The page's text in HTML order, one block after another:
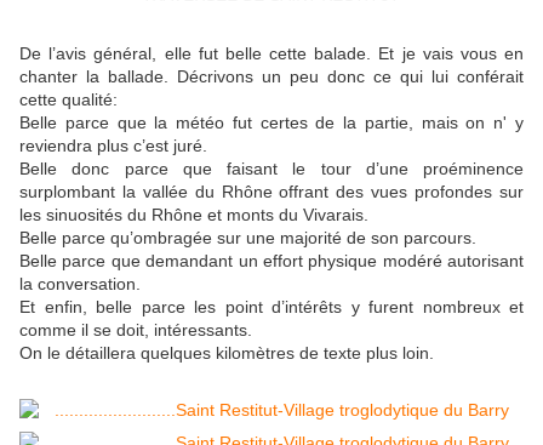
De l’avis général, elle fut belle cette balade. Et je vais vous en
chanter la ballade. Décrivons un peu donc ce qui lui conférait
cette qualité:
Belle parce que la météo fut certes de la partie, mais on n' y
reviendra plus c’est juré.
Belle donc parce que faisant le tour d’une proéminence
surplombant la vallée du Rhône offrant des vues profondes sur
les sinuosités du Rhône et monts du Vivarais.
Belle parce qu’ombragée sur une majorité de son parcours.
Belle parce que demandant un effort physique modéré autorisant
la conversation.
Et enfin, belle parce les point d’intérêts y furent nombreux et
comme il se doit, intéressants.
On le détaillera quelques kilomètres de texte plus loin.